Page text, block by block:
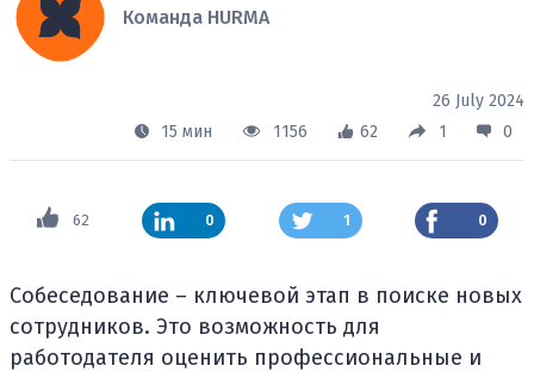
Команда HURMA
26 July 2024
15 мин
1156 62 1 0
62 0 1 0
Собеседование – ключевой этап в поиске новых
сотрудников. Это возможность для
работодателя оценить профессиональные и